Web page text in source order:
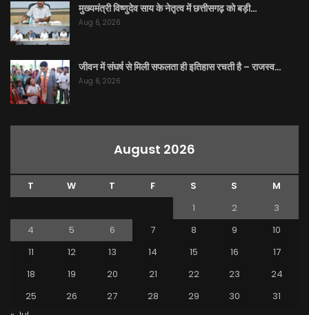
मुख्यमंत्री विष्णुदेव साय के नेतृत्व में छत्तीसगढ़ को बड़ी…
Aug 6, 2026
जीवन में संघर्ष से मिली सफलता ही इतिहास रचती है – राजस्व…
Aug 6, 2026
August 2026
T W T F S S
M
1
2
3
4
5 6 7 8 9
10
11
12 13 14 15 16
17
18
19 20 21 22 23
24
25
26 27 28 29 30
31